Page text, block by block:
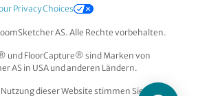
Privacy Choices
AS. Alle Rechte vorbehalten.
und FloorCapture® sind Marken von
AS in USA und anderen Ländern.
dieser Website stimmen Sie der